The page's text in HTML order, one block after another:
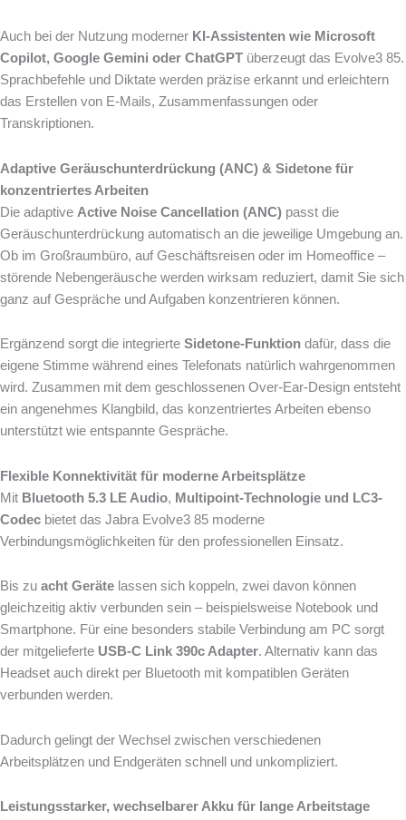
Auch bei der Nutzung moderner KI-Assistenten wie Microsoft
Copilot, Google Gemini oder ChatGPT überzeugt das Evolve3 85.
Sprachbefehle und Diktate werden präzise erkannt und erleichtern
das Erstellen von E-Mails, Zusammenfassungen oder
Transkriptionen.
Adaptive Geräuschunterdrückung (ANC) & Sidetone für
konzentriertes Arbeiten
Die adaptive Active Noise Cancellation (ANC) passt die
Geräuschunterdrückung automatisch an die jeweilige Umgebung an.
Ob im Großraumbüro, auf Geschäftsreisen oder im Homeoffice –
störende Nebengeräusche werden wirksam reduziert, damit Sie sich
ganz auf Gespräche und Aufgaben konzentrieren können.
Ergänzend sorgt die integrierte Sidetone-Funktion dafür, dass die
eigene Stimme während eines Telefonats natürlich wahrgenommen
wird. Zusammen mit dem geschlossenen Over-Ear-Design entsteht
ein angenehmes Klangbild, das konzentriertes Arbeiten ebenso
unterstützt wie entspannte Gespräche.
Flexible Konnektivität für moderne Arbeitsplätze
Mit Bluetooth 5.3 LE Audio, Multipoint-Technologie und LC3-
Codec bietet das Jabra Evolve3 85 moderne
Verbindungsmöglichkeiten für den professionellen Einsatz.
Bis zu acht Geräte lassen sich koppeln, zwei davon können
gleichzeitig aktiv verbunden sein – beispielsweise Notebook und
Smartphone. Für eine besonders stabile Verbindung am PC sorgt
der mitgelieferte USB-C Link 390c Adapter. Alternativ kann das
Headset auch direkt per Bluetooth mit kompatiblen Geräten
verbunden werden.
Dadurch gelingt der Wechsel zwischen verschiedenen
Arbeitsplätzen und Endgeräten schnell und unkompliziert.
Leistungsstarker, wechselbarer Akku für lange Arbeitstage